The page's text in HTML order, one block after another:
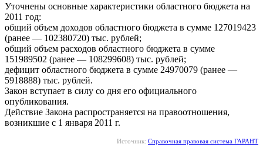
Уточнены основные характеристики областного бюджета на
2011 год:
общий объем доходов областного бюджета в сумме 127019423
(ранее — 102380720) тыс. рублей;
общий объем расходов областного бюджета в сумме
151989502 (ранее — 108299608) тыс. рублей;
дефицит областного бюджета в сумме 24970079 (ранее —
5918888) тыс. рублей.
Закон вступает в силу со дня его официального
опубликования.
Действие Закона распространяется на правоотношения,
возникшие с 1 января 2011 г.
Источник: Справочная правовая система ГАРАНТ